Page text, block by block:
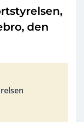
den